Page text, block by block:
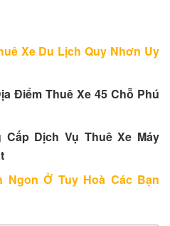
Xe Du Lịch Quy Nhơn Uy
Điểm Thuê Xe 45 Chỗ Phú
Dịch Vụ Thuê Xe Máy
Ngon Ở Tuy Hoà Các Bạn